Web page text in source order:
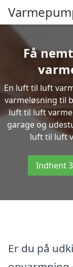
Få
En luft til luft
varmeløsning til
luft til luft
garage og
luft til luft
Indhent
Er du på